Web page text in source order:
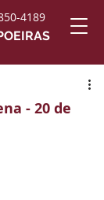
4189
- 20 de
5 estrelas.